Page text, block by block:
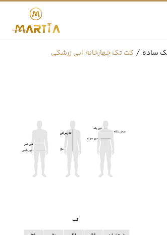
ساده کت تک چهارخانه ابی زرشکی